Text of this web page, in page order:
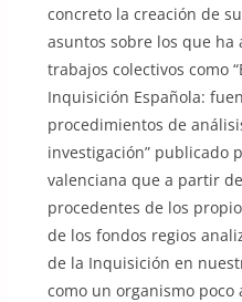
concreto la creación de
asuntos sobre los que ha
trabajos colectivos como
Inquisición Española:
procedimientos de
investigación” publicado
valenciana que a partir
procedentes de los
de los fondos regios
de la Inquisición en
como un organismo